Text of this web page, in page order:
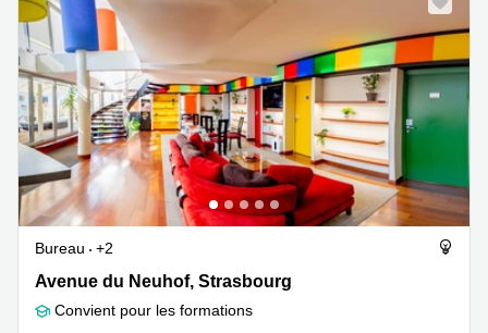
Bureau
+2
Avenue du Neuhof 20, Strasbourg
Avenue du Neuhof, Strasbourg
Convient pour les formations